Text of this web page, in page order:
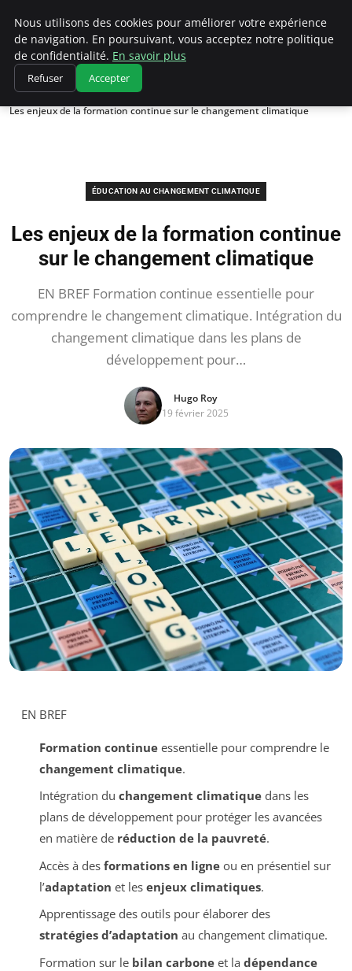
Climatedebtagents
Accueil
Éducation au changement climatique
Les enjeux de la formation continue sur le changement climatique
ÉDUCATION AU CHANGEMENT CLIMATIQUE
Les enjeux de la formation continue
sur le changement climatique
EN BREF Formation continue essentielle pour
comprendre le changement climatique. Intégration du
changement climatique dans les plans de
développement pour…
Hugo Roy
19 février 2025
EN BREF
Formation continueessentielle pour comprendre le
changement climatique.
Intégration du changement climatiquedans les
plans de développement pour protéger les avancées
en matière de réduction de la pauvreté.
Accès à des formations en ligneou en présentiel sur
l’adaptation et les enjeux climatiques.
Apprentissage des outils pour élaborer des
stratégies d’adaptation au changement climatique.
Formation sur le bilan carboneet la dépendance
Nous utilisons des cookies pour améliorer votre expérience
de navigation. En poursuivant, vous acceptez notre politique
de confidentialité. En savoir plus
Refuser Accepter